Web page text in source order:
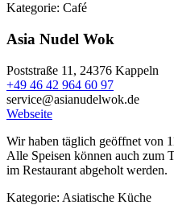
Kategorie: Café
Asia Nudel Wok
Poststraße 11, 24376 Kappeln
+49 46 42 964 60 97
service@asianudelwok.de
Webseite
Wir haben täglich geöffnet von
Alle Speisen können auch zum
im Restaurant abgeholt werden.
Kategorie: Asiatische Küche